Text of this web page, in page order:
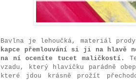
Bavlna je lehoučká, materiál
kapce přemlouvání si ji na hlavě
na ní oceníte tucet maličkostí.
vzadu, který hlavičku parádně
které jdou krásně prožít